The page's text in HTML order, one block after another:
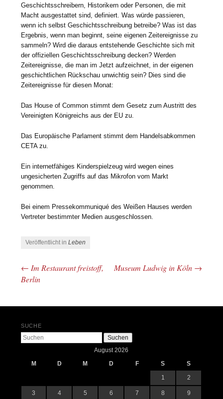
Geschichtsschreibern, Historikern oder Personen, die mit
Macht ausgestattet sind, definiert. Was würde passieren,
wenn ich selbst Geschichtsschreibung betreibe? Was ist das
Ergebnis, wenn man beginnt, seine eigenen Zeitereignisse zu
sammeln? Wird die daraus entstehende Geschichte sich mit
der offiziellen Geschichtsschreibung decken? Werden
Zeitereignisse, die man im Jetzt aufzeichnet, in der eigenen
geschichtlichen Rückschau unwichtig sein? Dies sind die
Zeitereignisse für diesen Monat:
Das House of Common stimmt dem Gesetz zum Austritt des
Vereinigten Königreichs aus der EU zu.
Das Europäische Parlament stimmt dem Handelsabkommen
CETA zu.
Ein internetfähiges Kinderspielzeug wird wegen eines
ungesicherten Zugriffs auf das Mikrofon vom Markt
genommen.
Bei einem Pressekommuniqué des Weißen Hauses werden
Vertreter bestimmter Medien ausgeschlossen.
Veröffentlicht inLeben
Beitrags-Navigation
← Im Restaurant freistoff,
Berlin
Museum Ludwig in Köln →
SUCHE
Suchen
August 2026
M
D M D F S
S
1
2
3 4 5 6 7 8 9